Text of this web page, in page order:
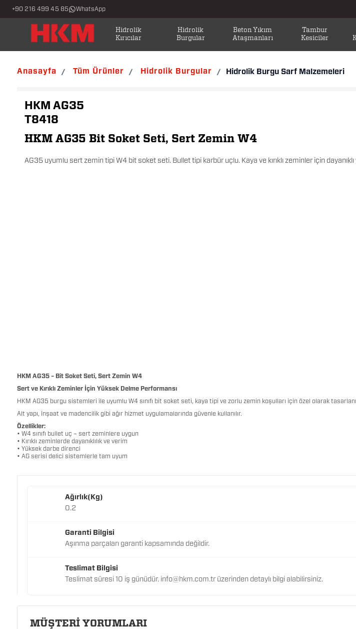
+90 216 499 45 85 WhatsApp
Hidrolik
Kırıcılar
Hidrolik
Burgular
Beton Yıkım
Ataşmanları
Tambur
Kesiciler
Anasayfa / Tüm Ürünler / Hidrolik Burgular / Hidrolik Burgu Sarf Malzemeleri
HKM AG35
T8418
HKM AG35 Bit Soket Seti, Sert Zemin W4
AG35 uyumlu sert zemin tipi W4 bit soket seti. Bullet tipi karbür uçlu. Kaya ve kırıklı zeminler için dayanıklı
HKM AG35 – Bit Soket Seti, Sert Zemin W4
Sert ve Kırıklı Zeminler İçin Yüksek Delme Performansı
HKM AG35 burgu sistemleri ile uyumlu W4 sınıfı bit soket seti, kaya tipi ve zorlu zemin koşulları için özel olarak
Alt yapı, inşaat ve madencilik gibi ağır hizmet uygulamalarında güvenle kullanılır.
Özellikler:
• W4 sınıfı bullet uç – sert zeminlere uygun
• Kırıklı zeminlerde dayanıklılık ve verim
• Yüksek darbe direnci
• AG serisi delici sistemlerle tam uyum
Ağırlık(Kg)
0.2
Garanti Bilgisi
Aşınma parçaları garanti kapsamında değildir.
Teslimat Bilgisi
Teslimat süresi 10 iş günüdür. info@hkm.com.tr üzerinden detaylı bilgi alabilirsiniz.
MÜŞTERİ YORUMLARI